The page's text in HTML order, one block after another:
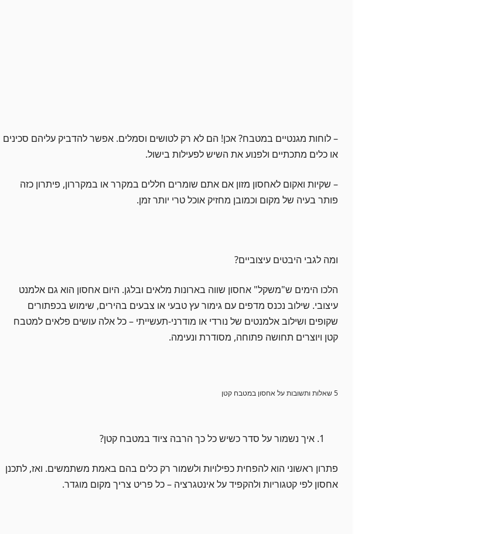
– לוחות מגנטיים במטבח? אכן! הם לא רק לטושים וסמלים. אפשר להדביק עליהם סכינים
או כלים מתכתיים ולפנוע את השיש לפעילות בישול.
– שקיות ואקום לאחסון מזון אם אתם שומרים חללים במקרר או במקררון, פיתרון כזה
פותר בעיה של מקום וכמובן מחזיק אוכל טרי יותר זמן.
ומה לגבי היבטים עיצוביים?
הלכו הימים ש"משקל" אחסון שווה בארונות מלאים ובלגן. היום אחסון הוא גם אלמנט
עיצובי. שילוב נכנס מדפים עם גימור עץ טבעי או צבעים בהירים, שימוש בכפתורים
שקופים ושילוב אלמנטים של נורדי או מודרני-תעשייתי – כל אלה עושים פלאים למטבח
קטן ויוצרים תחושה פתוחה, מסודרת ונעימה.
5 שאלות ותשובות על אחסון במטבח קטן
איך נשמור על סדר כשיש כל כך הרבה ציוד במטבח קטן?
פתרון ראשוני הוא להפחית כפילויות ולשמור רק כלים בהם באמת משתמשים. ואז, לתכנן
אחסון לפי קטגוריות ולהקפיד על אינטגרציה – כל פריט צריך מקום מוגדר.